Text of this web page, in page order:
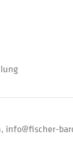
info@fischer-